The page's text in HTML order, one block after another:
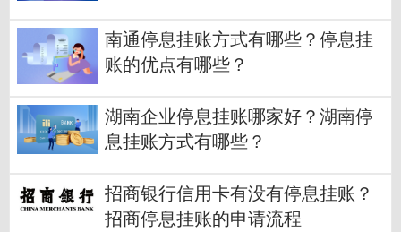
南通停息挂账方式有哪些？停息挂
账的优点有哪些？
湖南企业停息挂账哪家好？湖南停
息挂账方式有哪些？
招商银行信用卡有没有停息挂账？
招商停息挂账的申请流程